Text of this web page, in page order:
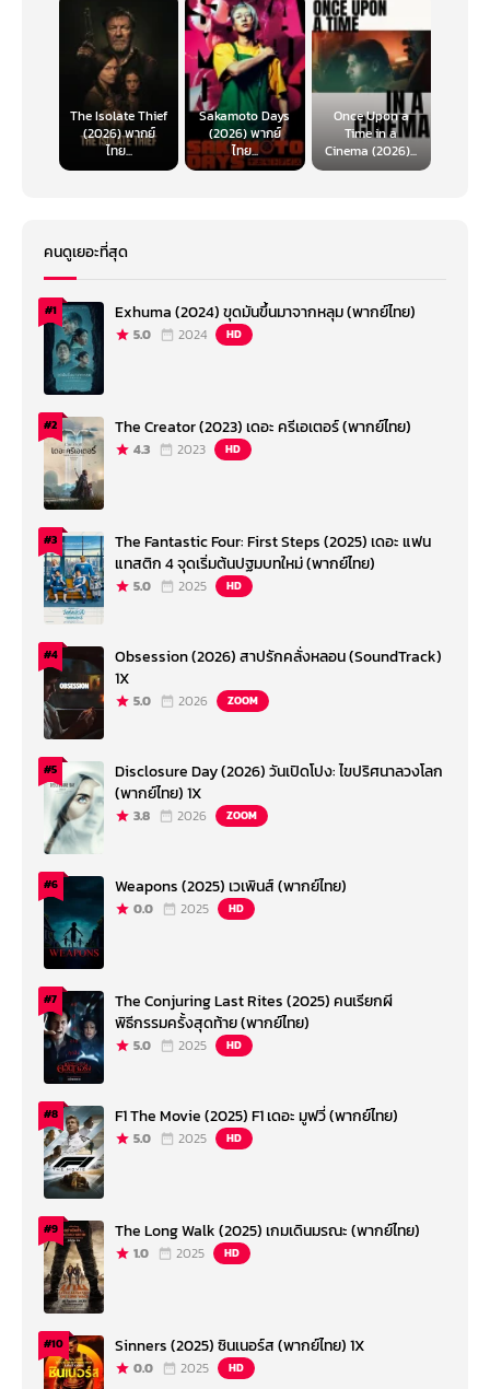
The Isolate Thief
(2026) พากย์
ไทย...
Sakamoto Days
(2026) พากย์
ไทย...
Once Upon a
Time in a
Cinema (2026)...
คนดูเยอะที่สุด
#1 Exhuma (2024) ขุดมันขึ้นมาจากหลุม (พากย์ไทย)
5.0 2024 HD
#2 The Creator (2023) เดอะ ครีเอเตอร์ (พากย์ไทย)
4.3 2023 HD
#3
The Fantastic Four: First Steps (2025) เดอะ แฟน
แทสติก 4 จุดเริ่มต้นปฐมบทใหม่ (พากย์ไทย)
5.0 2025 HD
#4
Obsession (2026) สาปรักคลั่งหลอน (SoundTrack)
1X
5.0 2026 ZOOM
#5
Disclosure Day (2026) วันเปิดโปง: ไขปริศนาลวงโลก
(พากย์ไทย) 1X
3.8 2026 ZOOM
#6 Weapons (2025) เวเพินส์ (พากย์ไทย)
0.0 2025 HD
#7
The Conjuring Last Rites (2025) คนเรียกผี
พิธีกรรมครั้งสุดท้าย (พากย์ไทย)
5.0 2025 HD
#8 F1 The Movie (2025) F1 เดอะ มูฟวี่ (พากย์ไทย)
5.0 2025 HD
#9 The Long Walk (2025) เกมเดินมรณะ (พากย์ไทย)
1.0 2025 HD
#10 Sinners (2025) ซินเนอร์ส (พากย์ไทย) 1X
0.0 2025 HD